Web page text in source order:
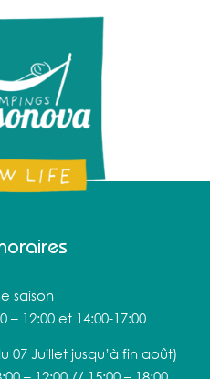
saison
– 12:00 et 14:00-17:00
07 Juillet jusqu’à fin août)